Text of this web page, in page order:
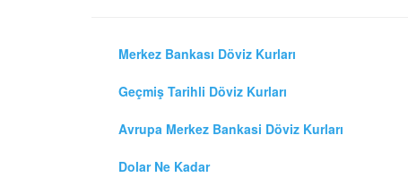
Merkez Bankası Döviz Kurları
Geçmiş Tarihli Döviz Kurları
Avrupa Merkez Bankasi Döviz Kurları
Dolar Ne Kadar